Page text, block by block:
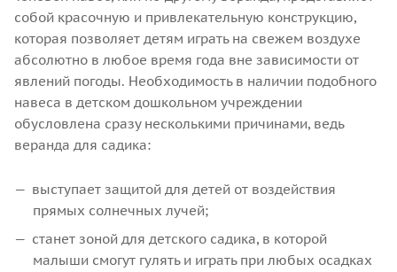
собой красочную и привлекательную конструкцию,
которая позволяет детям играть на свежем воздухе
абсолютно в любое время года вне зависимости от
явлений погоды. Необходимость в наличии подобного
навеса в детском дошкольном учреждении
обусловлена сразу несколькими причинами, ведь
веранда для садика:
выступает защитой для детей от воздействия
прямых солнечных лучей;
станет зоной для детского садика, в которой
малыши смогут гулять и играть при любых осадках